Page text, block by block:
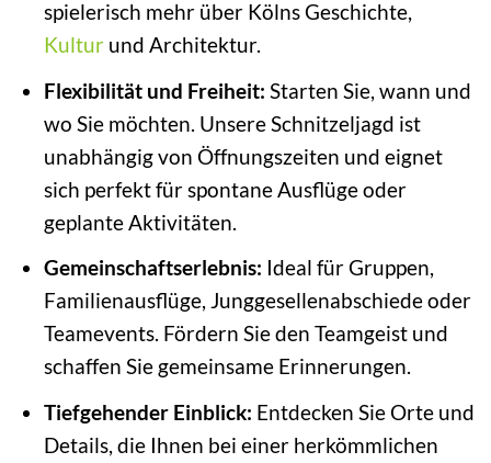
spielerisch mehr über Kölns Geschichte,
Kulturund Architektur.
Flexibilität und Freiheit: Starten Sie, wann und
wo Sie möchten. Unsere Schnitzeljagd ist
unabhängig von Öffnungszeiten und eignet
sich perfekt für spontane Ausflüge oder
geplante Aktivitäten.
Gemeinschaftserlebnis: Ideal für Gruppen,
Familienausflüge, Junggesellenabschiede oder
Teamevents. Fördern Sie den Teamgeist und
schaffen Sie gemeinsame Erinnerungen.
Tiefgehender Einblick: Entdecken Sie Orte und
Details, die Ihnen bei einer herkömmlichen